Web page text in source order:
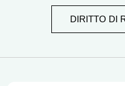
DIRITTO DI